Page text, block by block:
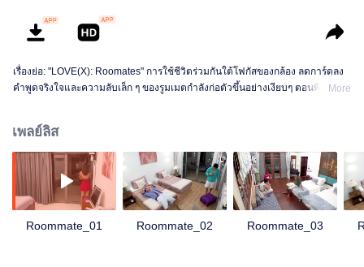
เรื่องย่อ: "LOVE(X): Roomates" การใช้ชีวิตร่วมกันใต้โฟกัสของกล้อง ลดการ์ดลง
คำพูดจริงใจและความลับเล็ก ๆ ของรูมเมตกำลังก่อตัวขึ้นอย่างเงียบๆ ตอนพิเศษMore
เพลย์ลิส
Roommate_01 Roommate_02 Roommate_03